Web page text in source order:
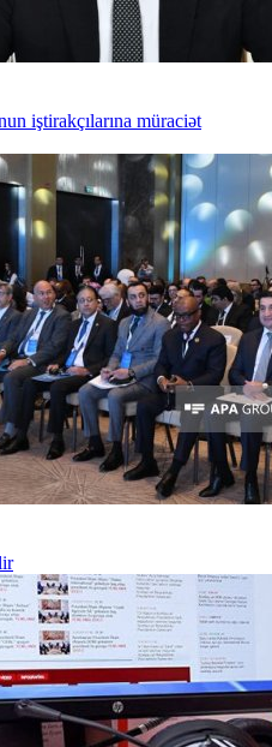
iştirakçılarına müraciət